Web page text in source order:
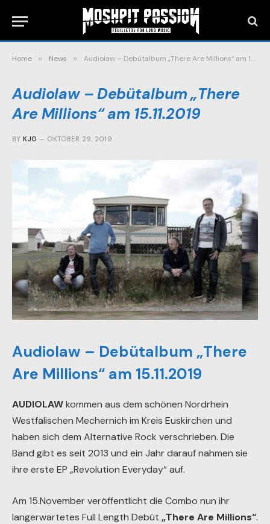
Home » News » Audiolaw – Debütalbum „There Are Millions“ am 15.11.2019
Audiolaw – Debütalbum „There
Are Millions“ am 15.11.2019
BY KJO OKTOBER 29, 2019
Audiolaw – Debütalbum „There
Are Millions“ am 15.11.2019
AUDIOLAWkommen aus dem schönen Nordrhein
Westfälischen Mechernich im Kreis Euskirchen und
haben sich dem Alternative Rock verschrieben. Die
Band gibt es seit 2013 und ein Jahr darauf nahmen sie
ihre erste EP „Revolution Everyday“ auf.
Am 15.November veröffentlicht die Combo nun ihr
langerwartetes Full Length Debüt „There Are Millions“.